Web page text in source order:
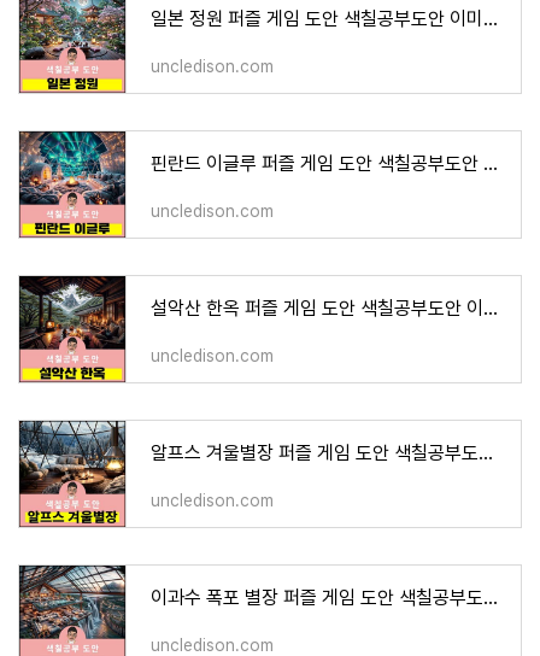
일본 정원 퍼즐 게임 도안 색칠공부도안 이미지 그림 프린트 무료다운 어르신 노인 유아 인지프
uncledison.com
핀란드 이글루 퍼즐 게임 도안 색칠공부도안 이미지 그림 프린트 무료다운 어르신 노인 유아 인
uncledison.com
설악산 한옥 퍼즐 게임 도안 색칠공부도안 이미지 그림 프린트 무료다운 어르신 노인 유아 인지
uncledison.com
알프스 겨울별장 퍼즐 게임 도안 색칠공부도안 이미지 그림 프린트 무료다운 어르신 노인 유아
uncledison.com
이과수 폭포 별장 퍼즐 게임 도안 색칠공부도안 이미지 그림 프린트 무료다운 어르신 노인 유아
uncledison.com